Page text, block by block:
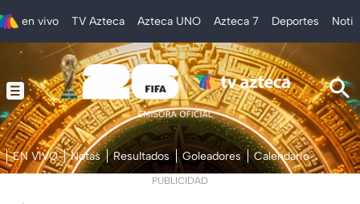
en vivo TV Azteca Azteca UNO Azteca 7 Deportes
EN VIVO Notas Resultados Goleadores Calendario
PUBLICIDAD